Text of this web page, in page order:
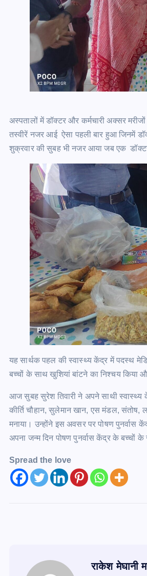
अस्पतालों में डॉक्टर और कर्मचारी अक्सर
तस्वीरें नजर आई ऐसा पहली बार हुआ जिनमें
शुक्रवार की सुबह भी नजर आया जब एक डॉक्टर
यह सार्थक पहल की स्वास्थ्य केंद्र में पदस्थ
बच्चों के साथ खुशियां बांटने का निश्चय किया
आज सुबह सुरेश तिवारी ने अपने साथी स्वास्थ्य
कीर्ति चौहान, सुलेमान खान, एस मंडल, संतोष,
मनाया। उन्होंने इस अवसर पर पोषण पुनर्वास
अपना जन्म दिन पोषण पुनर्वास केंद्र के बच्चों के
Spread the love
राकेश मेघानी